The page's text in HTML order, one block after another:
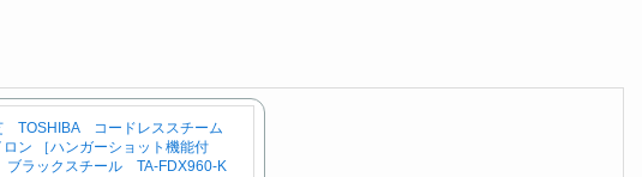
TOSHIBA コードレススチーム
ロン ［ハンガーショット機能付
ブラックスチール TA-FDX960-K